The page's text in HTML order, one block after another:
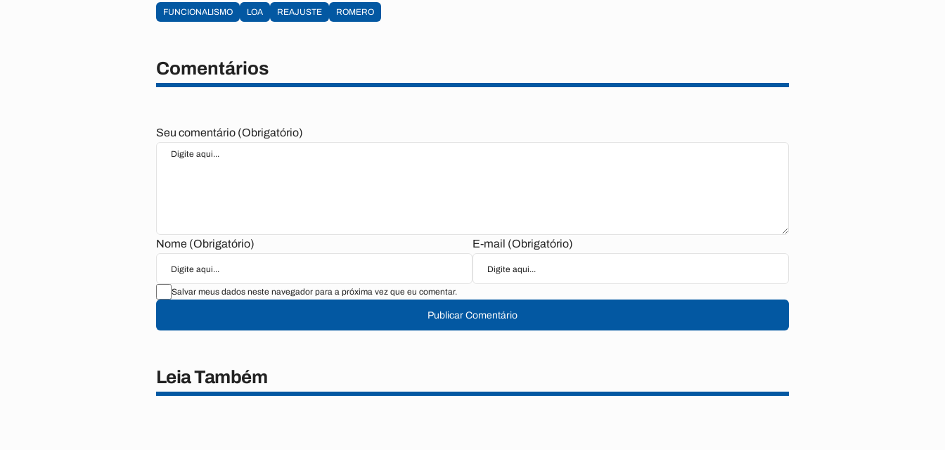
FUNCIONALISMO LOA REAJUSTE ROMERO
Comentários
Seu comentário (Obrigatório)
Nome (Obrigatório) E-mail (Obrigatório)
Salvar meus dados neste navegador para a próxima vez que eu comentar.
Publicar Comentário
Leia Também